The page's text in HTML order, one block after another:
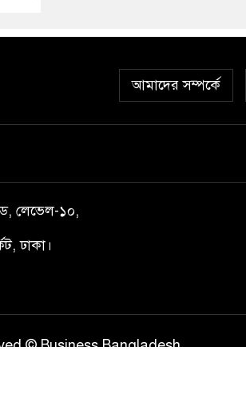
আমাদের সম্পর্কে
লেভেল-১০,
ঢাকা।
© Business Bangladesh